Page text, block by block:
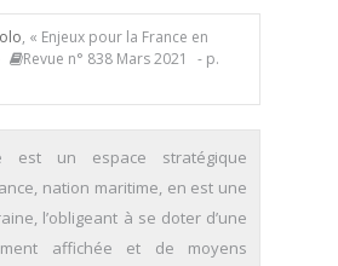
, « Enjeux pour la France en
Revue n° 838 Mars 2021
- p.
est un espace stratégique
nation maritime, en est une
l’obligeant à se doter d’une
affichée et de moyens